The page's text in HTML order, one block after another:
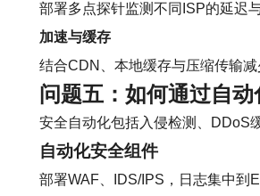
部署多点探针监测不同ISP的延迟
加速与缓存
结合CDN、本地缓存与压缩传输
问题五：如何通过自动
安全自动化包括入侵检测、DDoS
自动化安全组件
部署WAF、IDS/IPS，日志集中到